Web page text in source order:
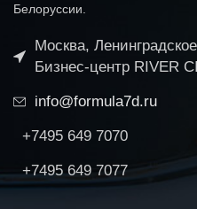
Белоруссии.
Москва,
Бизнес-центр RIVER
info@formula7d.ru
+7495 649 7070
+7495 649 7077